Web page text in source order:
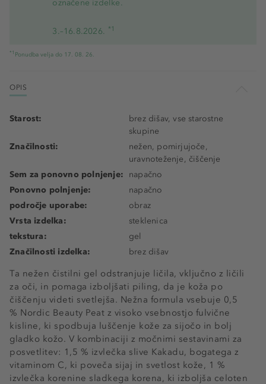
označene izdelke.
3.–16.8.2026. *1
*1 Ponudba velja do 17. 08. 26.
OPIS
Ta nežen čistilni gel odstranjuje ličila, vključno z ličili
za oči, in pomaga izboljšati piling, da je koža po
čiščenju videti svetlejša. Nežna formula vsebuje 0,5
% Nordic Beauty Peat z visoko vsebnostjo fulvične
kisline, ki spodbuja luščenje kože za sijočo in bolj
gladko kožo. V kombinaciji z močnimi sestavinami za
posvetlitev: 1,5 % izvlečka slive Kakadu, bogatega z
vitaminom C, ki poveča sijaj in svetlost kože, 1 %
izvlečka korenine sladkega korena, ki izboljša celoten
Starost:
brez dišav, vse starostne
skupine
Značilnosti:
nežen, pomirjujoče,
uravnoteženje, čiščenje
Sem za ponovno polnjenje:
napačno
Ponovno polnjenje:
napačno
področje uporabe:
obraz
Vrsta izdelka:
steklenica
tekstura:
gel
Značilnosti izdelka:
brez dišav